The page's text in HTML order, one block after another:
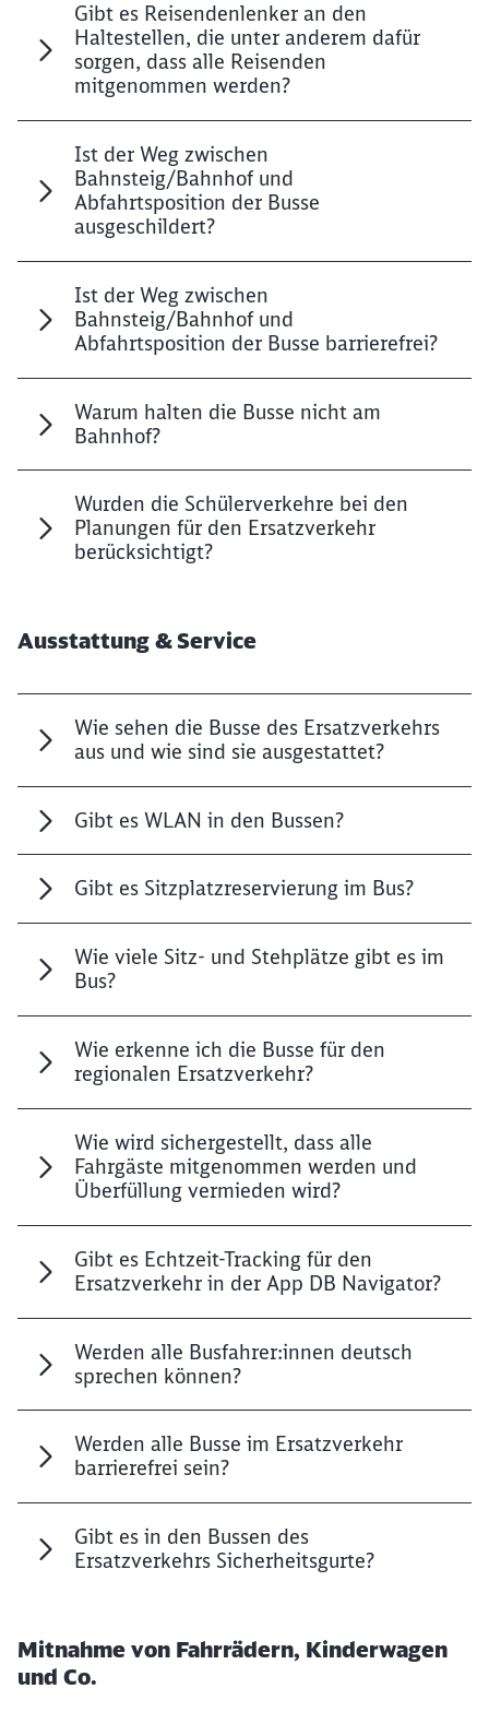
Gibt es Reisendenlenker an den
Haltestellen, die unter anderem dafür
sorgen, dass alle Reisenden
mitgenommen werden?
Ist der Weg zwischen
Bahnsteig/Bahnhof und
Abfahrtsposition der Busse
ausgeschildert?
Ist der Weg zwischen
Bahnsteig/Bahnhof und
Abfahrtsposition der Busse barrierefrei?
Warum halten die Busse nicht am
Bahnhof?
Wurden die Schülerverkehre bei den
Planungen für den Ersatzverkehr
berücksichtigt?
Ausstattung & Service
Wie sehen die Busse des Ersatzverkehrs
aus und wie sind sie ausgestattet?
Gibt es WLAN in den Bussen?
Gibt es Sitzplatzreservierung im Bus?
Wie viele Sitz- und Stehplätze gibt es im
Bus?
Wie erkenne ich die Busse für den
regionalen Ersatzverkehr?
Wie wird sichergestellt, dass alle
Fahrgäste mitgenommen werden und
Überfüllung vermieden wird?
Gibt es Echtzeit-Tracking für den
Ersatzverkehr in der App DB Navigator?
Werden alle Busfahrer:innen deutsch
sprechen können?
Werden alle Busse im Ersatzverkehr
barrierefrei sein?
Gibt es in den Bussen des
Ersatzverkehrs Sicherheitsgurte?
Mitnahme von Fahrrädern, Kinderwagen
und Co.